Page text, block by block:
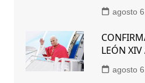
agosto
LEÓN
agosto